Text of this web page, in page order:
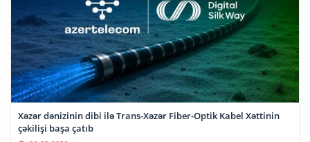
Xəzər dənizinin dibi ilə Trans-Xəzər Fiber-Optik Kabel Xəttinin
çəkilişi başa çatıb